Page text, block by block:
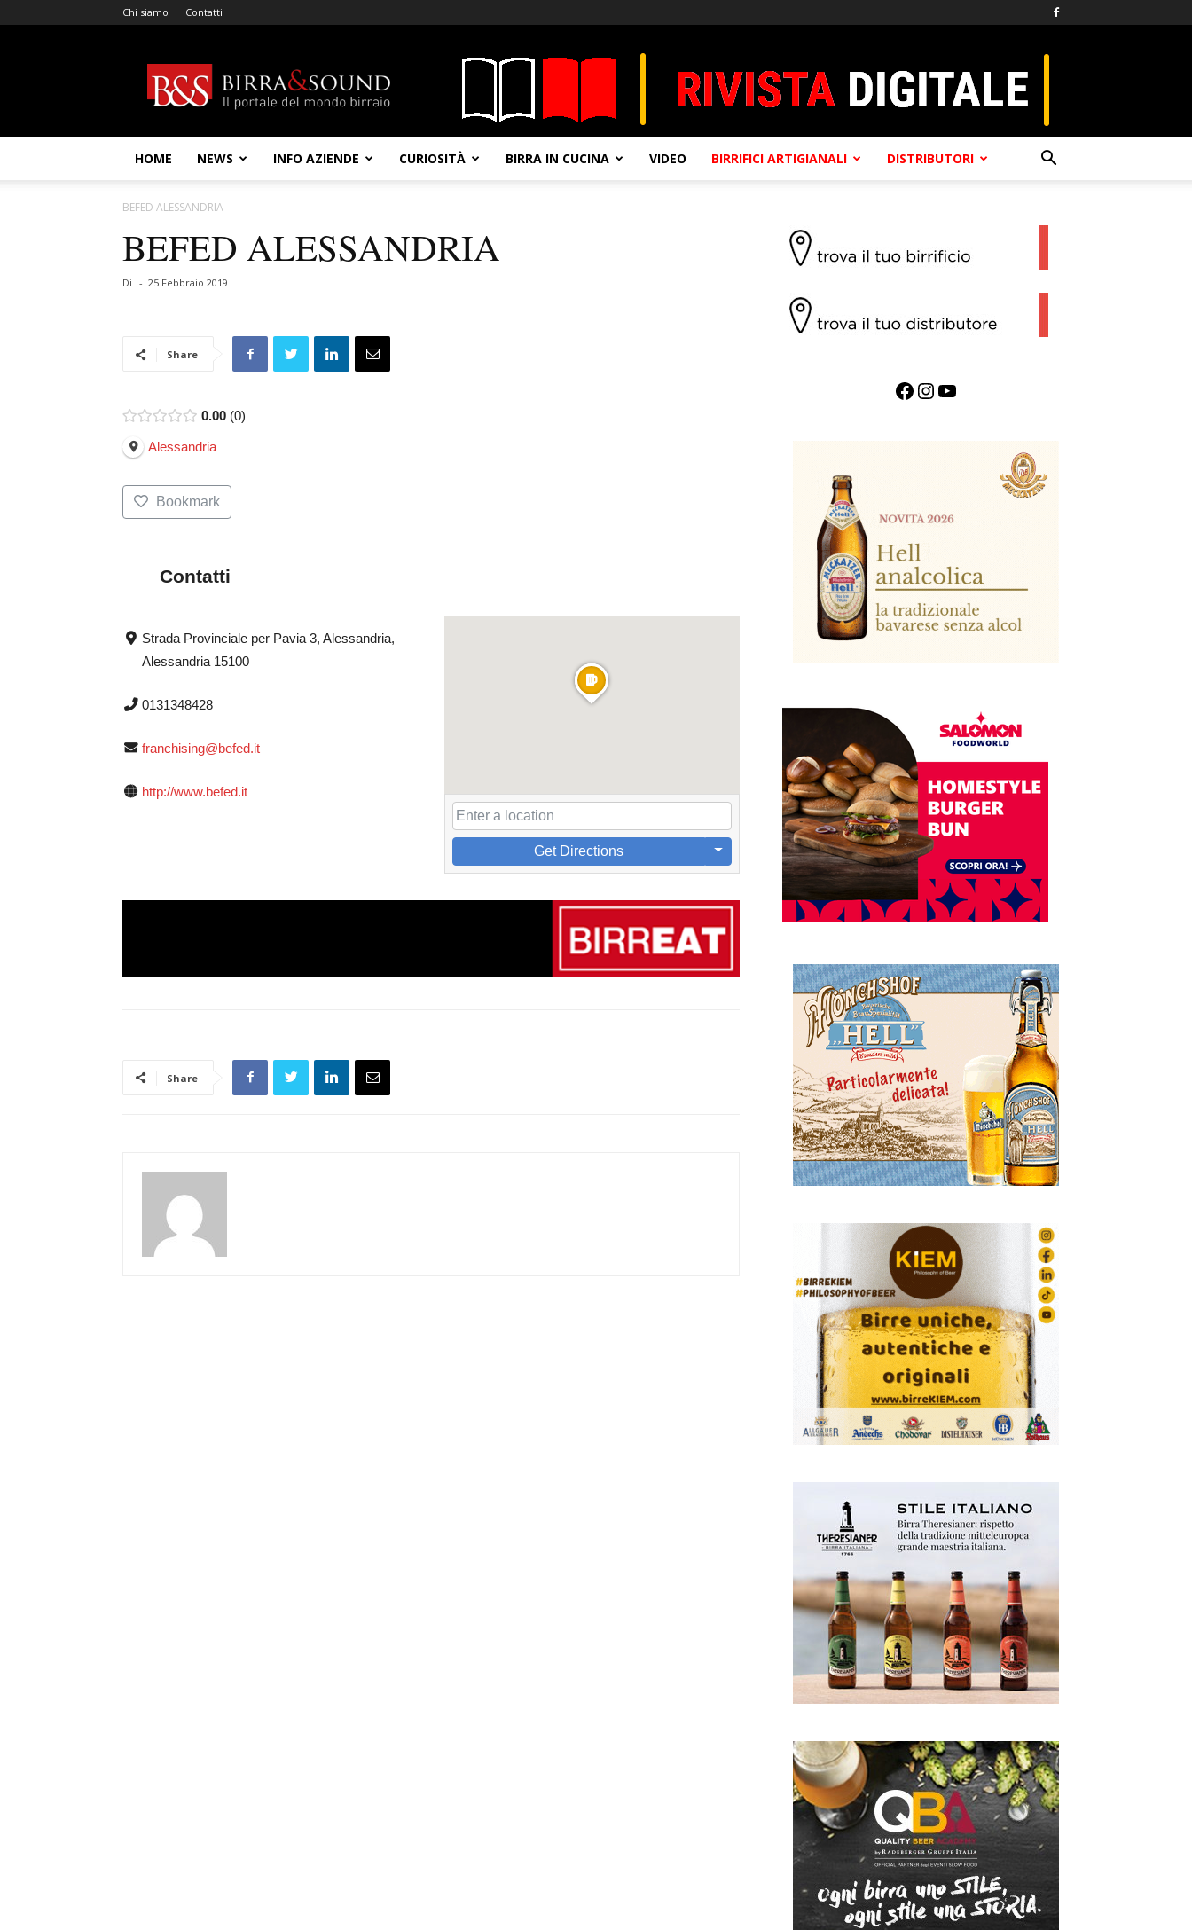
Chi siamo Contatti
&
Sound
HOME NEWS INFO AZIENDE CURIOSITÀ BIRRA IN CUCINA VIDEO BIRRIFICI ARTIGIANALI DISTRIBUTORI
BEFED ALESSANDRIA
BEFED ALESSANDRIA
Di - 25 Febbraio 2019
Share
0.00 0
Alessandria
Bookmark
Contatti
Strada Provinciale per Pavia 3, Alessandria,
Alessandria 15100
0131348428
franchising@befed.it
http://www.befed.it
Get Directions
Share
Facebook InstagramYouTube